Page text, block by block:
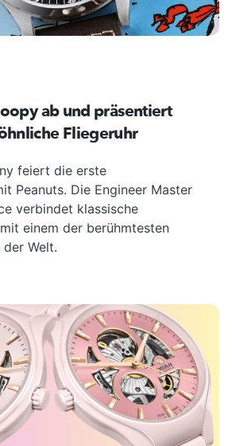
ab und präsentiert
Fliegeruhr
feiert die erste
Peanuts. Die Engineer Master
verbindet klassische
einem der berühmtesten
Welt.